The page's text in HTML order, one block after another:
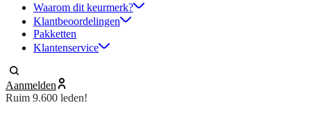
Waarom dit keurmerk?
Klantbeoordelingen
Pakketten
Klantenservice
Aanmelden
Ruim 9.600 leden!